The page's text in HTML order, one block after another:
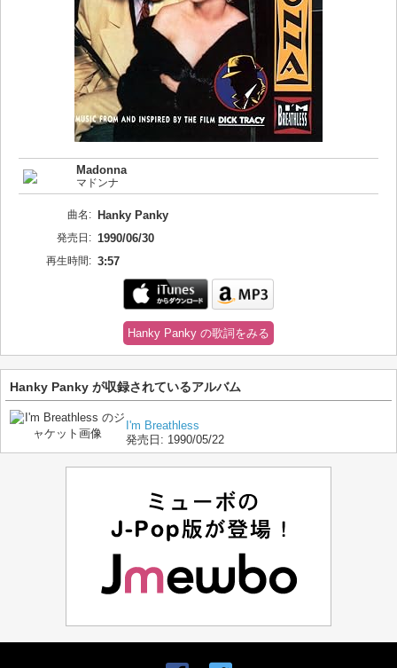
Madonna
マドンナ
曲名: Hanky Panky
発売日: 1990/06/30
再生時間: 3:57
Hanky Panky の歌詞をみる
Hanky Panky が収録されているアルバム
I'm Breathless
発売日: 1990/05/22